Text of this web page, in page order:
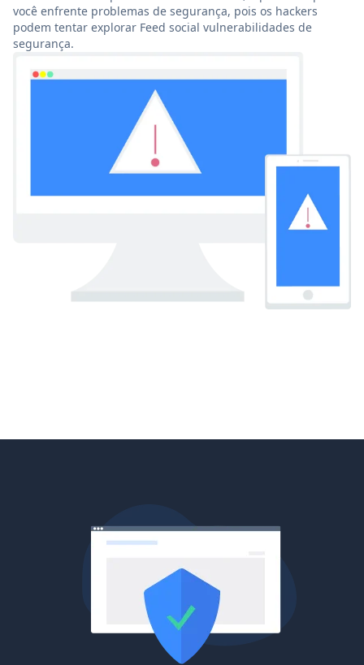
você enfrente problemas de segurança, pois os hackers
podem tentar explorar Feed social vulnerabilidades de
segurança.